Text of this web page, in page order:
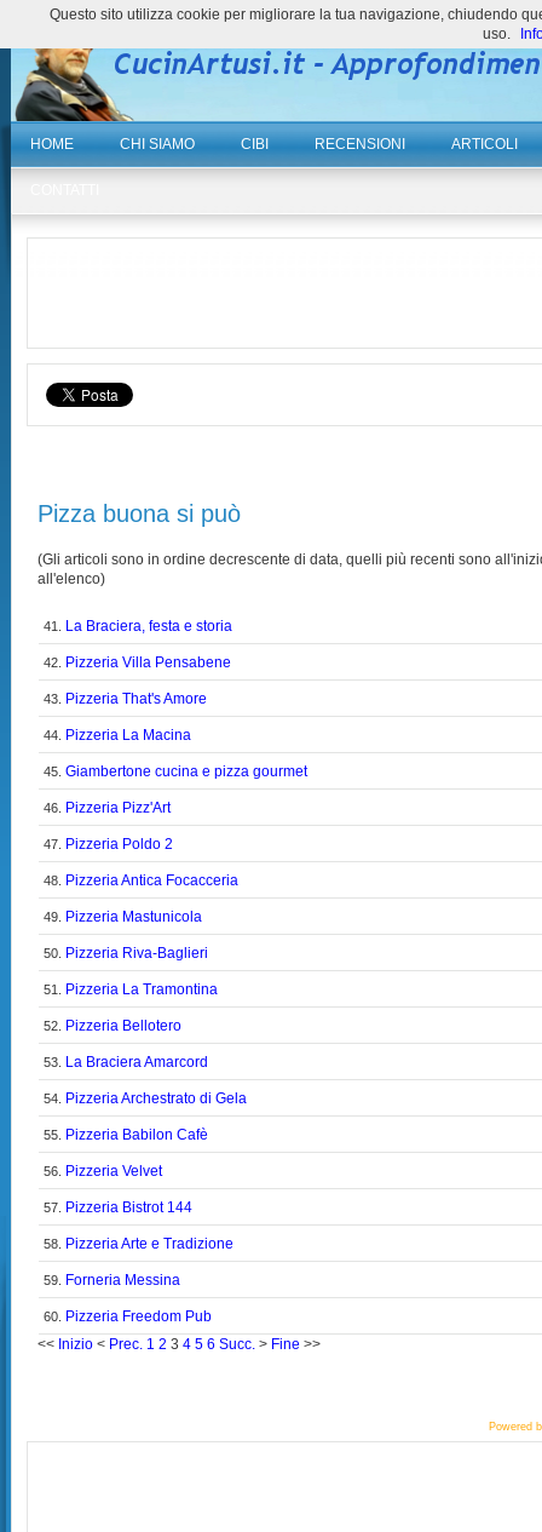
HOME CHI SIAMO CIBI RECENSIONI ARTICOLI
Pizza buona si può
(Gli articoli sono in ordine decrescente di data, quelli più recenti sono
all'elenco)
41. La Braciera, festa e storia
42. Pizzeria Villa Pensabene
43. Pizzeria That's Amore
44. Pizzeria La Macina
45.Giambertone cucina e pizza gourmet
46. Pizzeria Pizz'Art
47. Pizzeria Poldo 2
48. Pizzeria Antica Focacceria
49. Pizzeria Mastunicola
50. Pizzeria Riva-Baglieri
51. Pizzeria La Tramontina
52. Pizzeria Bellotero
53. La Braciera Amarcord
54. Pizzeria Archestrato di Gela
55. Pizzeria Babilon Cafè
56. Pizzeria Velvet
57. Pizzeria Bistrot 144
58. Pizzeria Arte e Tradizione
59. Forneria Messina
60.
Pizzeria Freedom Pub
<< Inizio < Prec. 1 2 3 4 5 6 Succ. > Fine >>
Powered
Questo sito utilizza cookie per migliorare la tua navigazione, chiudendo
uso.